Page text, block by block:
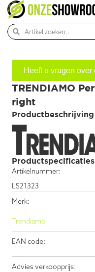
Productspecificaties
Artikelnummer:
LS21323
Merk:
Trendiamo
EAN code:
Advies verkoopprijs:
Heeft u vragen over
TRENDIAMO
right
Productbeschrijving